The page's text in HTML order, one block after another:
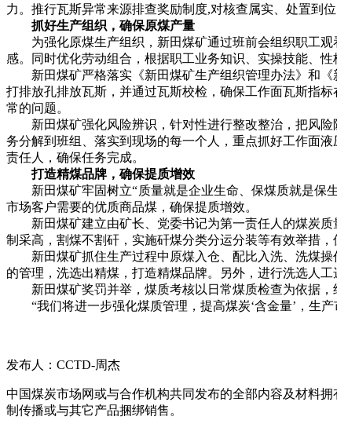
力。推行瓦斯异常来源排查奖励制度,对核查属实、处置到
抓好生产组织，确保原煤产量
为强化原煤生产组织，新田煤矿通过班前会组织职工观
感。同时优化劳动组合，根据职工业务知识、实操技能、
新田煤矿严格落实《新田煤矿生产组织管理办法》和《
打排放孔排放瓦斯，并通过瓦斯校检，确保工作面瓦斯指
常的问题。
新田煤矿强化风险辨识，针对性进行整改整治，把风险
务分解到班组、落实到现场的每一个人，重点抓好工作面
责任人，确保任务完成。
打造精煤品牌，确保提质增效
新田煤矿牢固树立“质量就是企业生命、保煤质就是保生
市场客户需要的优质商品煤，确保提质增效。
新田煤矿建立由矿长、党委书记为第一责任人的煤炭质
制采高，割煤不割矸，实施矸煤分类分运分装等有效举措，
新田煤矿抓住生产过程中原煤入仓、配比入洗、洗煤操
的管理，洗选出精煤，打造精煤品牌。另外，进行洗选人
新田煤矿奖罚并举，煤质考核以日常煤质检查为依据，
“我们将进一步强化煤质管理，提高煤炭‘含金量’，生产
发布人：CCTD-周杰
中国煤炭市场网或与合作机构共同发布的全部内容及材料
制传播或与其它产品捆绑销售。